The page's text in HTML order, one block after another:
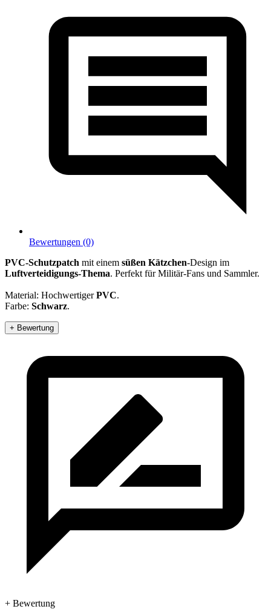
Bewertungen (0)
PVC-Schutzpatch mit einem süßen Kätzchen-Design im
Luftverteidigungs-Thema. Perfekt für Militär-Fans und Sammler.
Material: HochwertigerPVC.
Farbe: Schwarz.
+ Bewertung
+ Bewertung